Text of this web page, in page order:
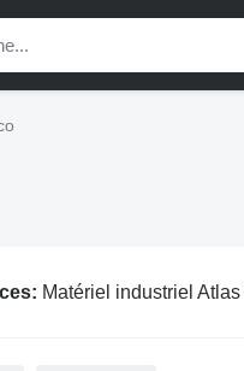
Matériel industriel